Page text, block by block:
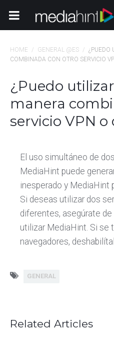
Toggle Navigation
HOME / GENERAL @ES / ¿PUEDO
COMBINADA CON OTRO SERVICIO
¿Puedo
manera
servicio VPN o
El uso simultáneo de
MediaHint puede
inesperado y MediaHint
Si deseas utilizar dos
diferentes, asegúrate
utilizar MediaHint. Si se
navegadores,
GENERAL
Related Articles